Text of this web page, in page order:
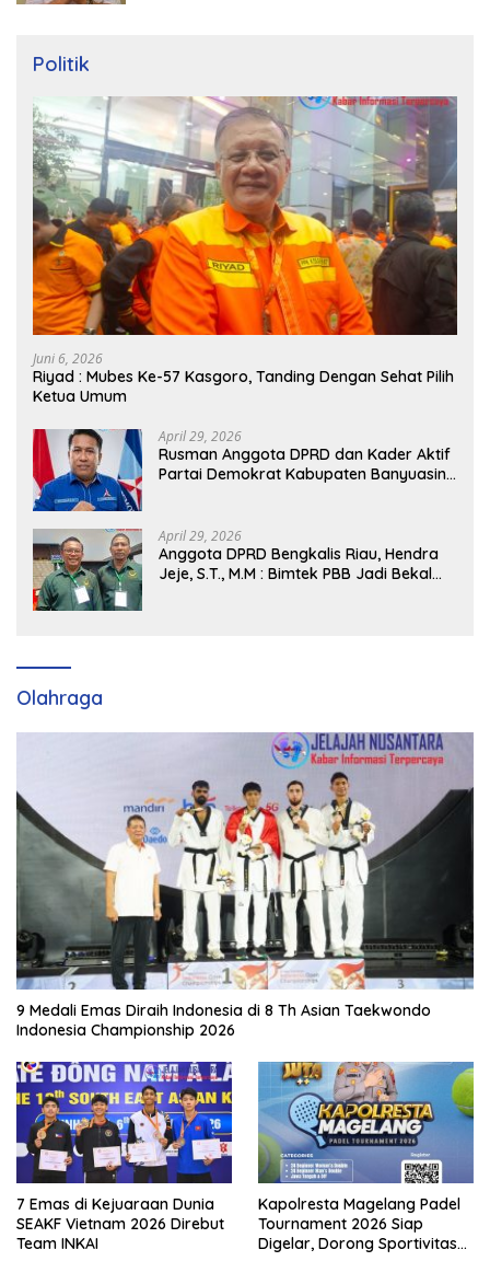
Politik
Juni 6, 2026
Riyad : Mubes Ke-57 Kasgoro, Tanding Dengan Sehat Pilih
Ketua Umum
April 29, 2026
Rusman Anggota DPRD dan Kader Aktif
Partai Demokrat Kabupaten Banyuasin
April 29, 2026
Anggota DPRD Bengkalis Riau, Hendra
Jeje, S.T., M.M : Bimtek PBB Jadi Bekal
Olahraga
9 Medali Emas Diraih Indonesia di 8 Th Asian Taekwondo
Indonesia Championship 2026
7 Emas di Kejuaraan Dunia
SEAKF Vietnam 2026 Direbut
Team INKAI
Kapolresta Magelang Padel
Tournament 2026 Siap
Digelar, Dorong Sportivitas